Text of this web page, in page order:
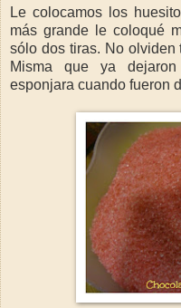
Le colocamos los
más grande le coloqué
sólo dos tiras. No olviden
Misma que ya
esponjara cuando fueron